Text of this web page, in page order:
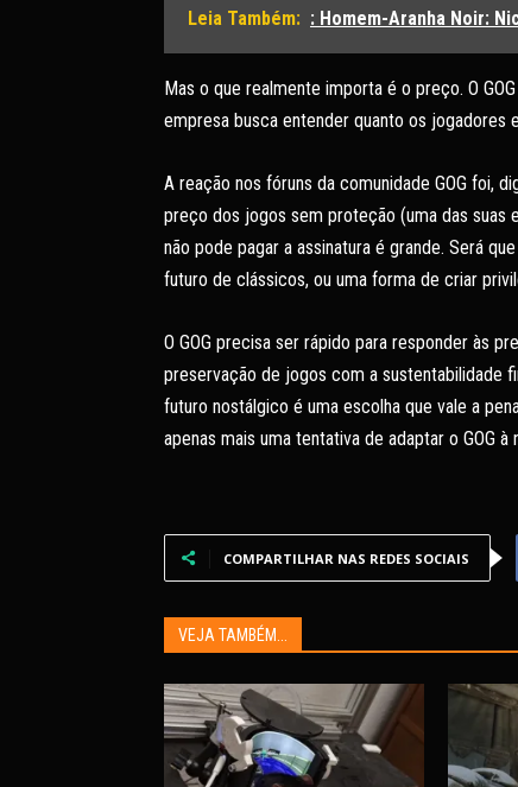
Leia Também: : Homem-Aranha Noir:
Mas o que realmente importa é o preço. O
empresa busca entender quanto os
A reação nos fóruns da comunidade GOG foi,
preço dos jogos sem proteção (uma das suas
não pode pagar a assinatura é grande. Será
futuro de clássicos, ou uma forma de criar
O GOG precisa ser rápido para responder às
preservação de jogos com a sustentabilidade
futuro nostálgico é uma escolha que vale a
apenas mais uma tentativa de adaptar o GOG
COMPARTILHAR NAS REDES SOCIAIS
VEJA TAMBÉM...